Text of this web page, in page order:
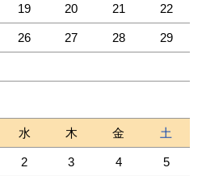
19 20 21 22
26 27 28 29
水 木 金 土
2 3 4 5